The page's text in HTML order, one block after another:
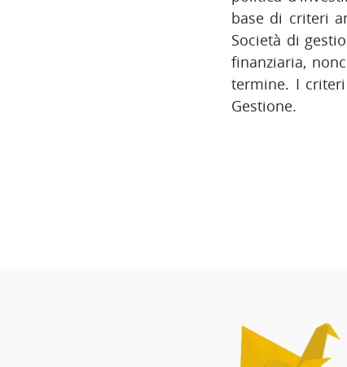
base di criteri
Società di
finanziaria,
termine. I
Gestione.